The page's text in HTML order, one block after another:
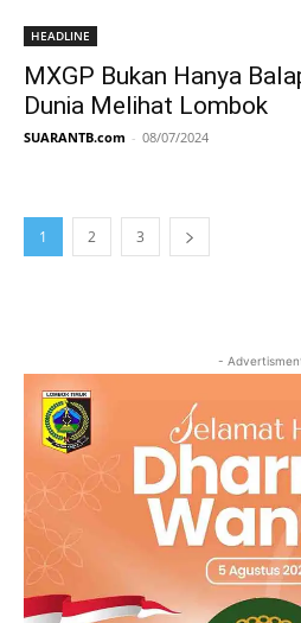
HEADLINE
MXGP Bukan Hanya
Dunia Melihat Lombok
SUARANTB.com - 08/07/2024
1 2 3
-